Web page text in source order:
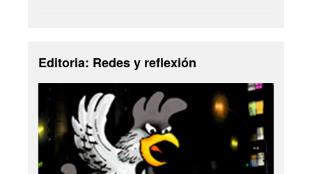
Editoria: Redes y reflexión